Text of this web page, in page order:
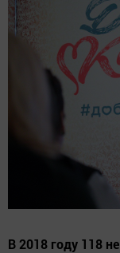
В 2018 году 118